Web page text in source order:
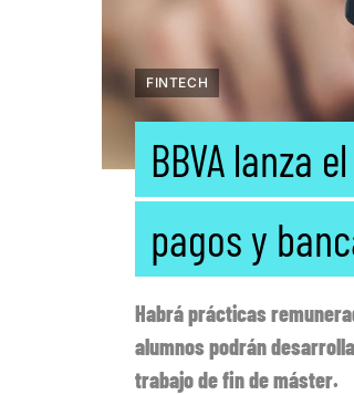
FINTECH
BBVA lanza
pagos y
Habrá prácticas
alumnos podrán
trabajo de fin de máster.